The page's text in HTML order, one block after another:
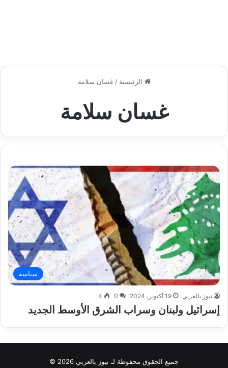
الرئيسية / غسان سلامة
غسان سلامة
سياسة
نيوز بالعربي 19 أكتوبر، 2024 0
4
إسرائيل ولبنان وسراب الشرق الأوسط الجديد
جميع الحقوق محفوظة لـ نيوز بالعربي 2026 ©